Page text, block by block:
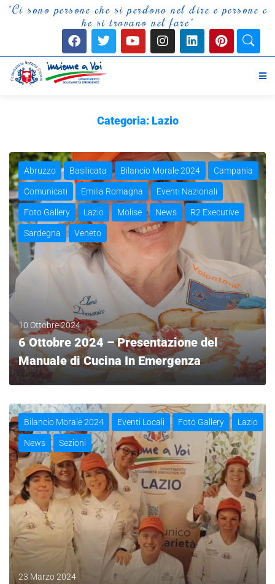
"Ci sono persone che si perdono nel dire e persone c
he si trovano nel fare"
Categoria: Lazio
Abruzzo Basilicata Bilancio Morale 2024 Campania
Comunicati Emilia Romagna Eventi Nazionali
Foto Gallery Lazio Molise News R2 Executive
Sardegna Veneto
10 Ottobre 2024
6 Ottobre 2024 – Presentazione del
Manuale di Cucina In Emergenza
LEGGI
Bilancio Morale 2024 Eventi Locali Foto Gallery Lazio
News Sezioni
23 Marzo 2024